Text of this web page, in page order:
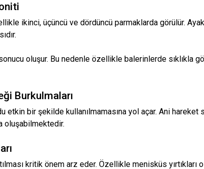
ikinci, üçüncü ve dördüncü parmaklarda görülür.
sonucu oluşur. Bu nedenle özellikle balerinlerde sıklıkla
Burkulmaları
etkin bir şekilde kullanılmamasına yol açar. Ani hareket
oluşabilmektedir.
kritik önem arz eder. Özellikle menisküs yırtıkları